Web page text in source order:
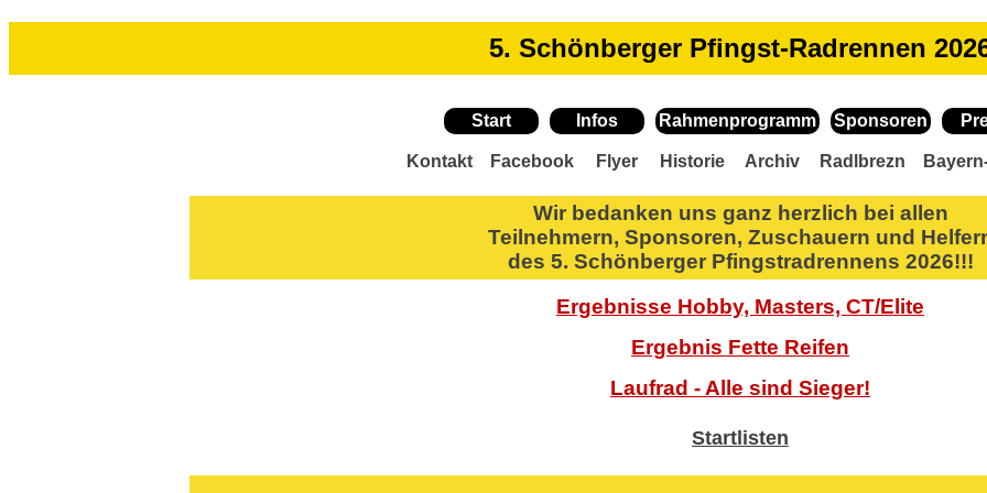
5. Schönberger Pfingst-Radrennen
Start Infos Rahmenprogramm Sponsoren
Kontakt Facebook Flyer Historie Archiv Radlbrezn
Wir bedanken uns ganz herzlich bei allen
Teilnehmern, Sponsoren, Zuschauern und
des 5. Schönberger Pfingstradrennens 2026!!!
Ergebnisse Hobby, Masters, CT/Elite
Ergebnis Fette Reifen
Laufrad - Alle sind Sieger!
Startlisten